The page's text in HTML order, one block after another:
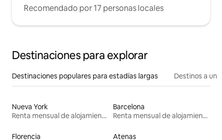
Recomendado por 17 personas locales
Destinaciones para explorar
Destinaciones populares para estadías largas Destinos a un
Nueva York
Renta mensual de alojamientos
Barcelona
Renta mensual de alojamientos
Florencia
Atenas